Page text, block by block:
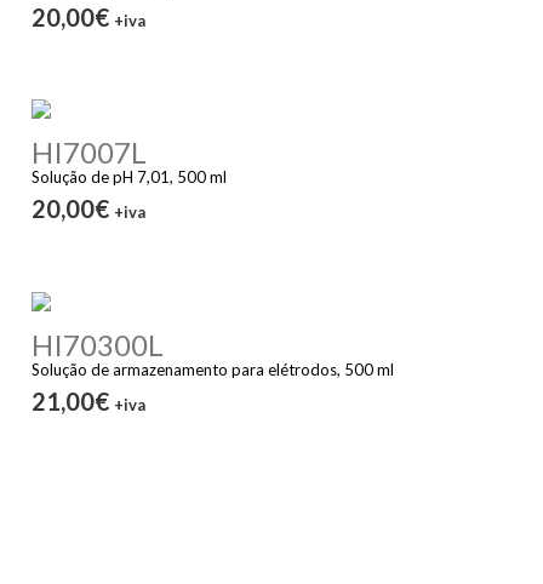
20,00€ +iva
HI7007L
Solução de pH 7,01, 500 ml
20,00€ +iva
HI70300L
Solução de armazenamento para elétrodos, 500 ml
21,00€ +iva